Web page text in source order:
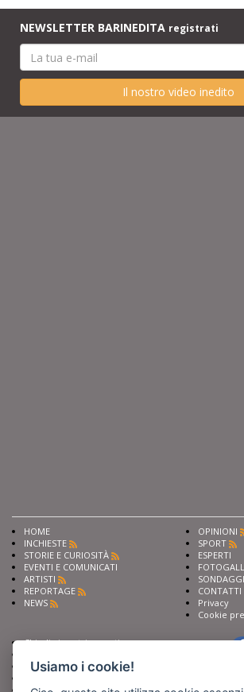
NEWSLETTER BARINEDITA registrati
Il nostro video inedito
HOME
INCHIESTE
STORIE E CURIOSITÀ
EVENTI E COMUNICATI
ARTISTI
REPORTAGE
NEWS
OPINIONI
SPORT
ESPERTI
SONDAGGI
CONTATTI
Privacy
Cookie
Chiedi ai nostri esperti
Fai pubblicità con noi
Usiamo i cookie!